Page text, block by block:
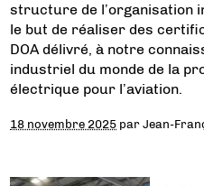
structure de l’organisation
le but de réaliser des
DOA délivré, à notre
industriel du monde de la
électrique pour l’aviation.
18 novembre 2025 parJean-